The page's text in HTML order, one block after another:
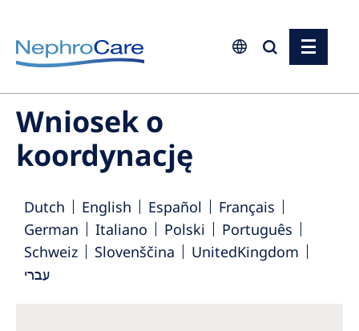
Europe
Czech Republic
France
Israel
Italy
Netherlands
Wniosek o
koordynację
Dutch English Español
Français
German
Italiano Polski
Português
Schweiz
Slovenščina
UnitedKingdom
עברי